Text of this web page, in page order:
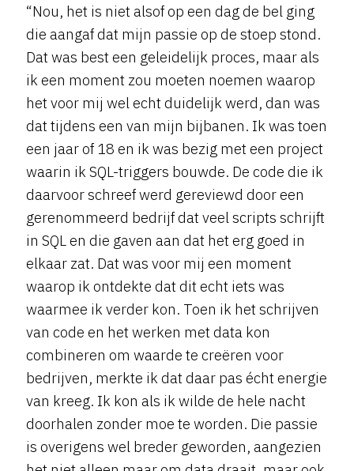
“Nou, het is niet alsof op een dag de bel ging
die aangaf dat mijn passie op de stoep stond.
Dat was best een geleidelijk proces, maar als
ik een moment zou moeten noemen waarop
het voor mij wel echt duidelijk werd, dan was
dat tijdens een van mijn bijbanen. Ik was toen
een jaar of 18 en ik was bezig met een project
waarin ik SQL-triggers bouwde. De code die ik
daarvoor schreef werd gereviewd door een
gerenommeerd bedrijf dat veel scripts schrijft
in SQL en die gaven aan dat het erg goed in
elkaar zat. Dat was voor mij een moment
waarop ik ontdekte dat dit echt iets was
waarmee ik verder kon. Toen ik het schrijven
van code en het werken met data kon
combineren om waarde te creëren voor
bedrijven, merkte ik dat daar pas écht energie
van kreeg. Ik kon als ik wilde de hele nacht
doorhalen zonder moe te worden. Die passie
is overigens wel breder geworden, aangezien